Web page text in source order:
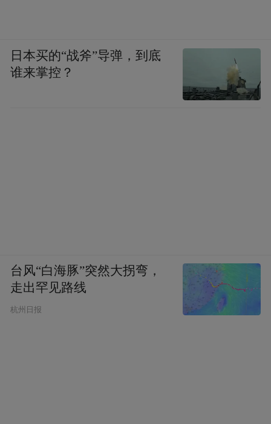
日本买的“战斧”导弹，到底
谁来掌控？
台风“白海豚”突然大拐弯，
走出罕见路线
杭州日报